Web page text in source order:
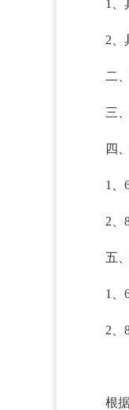
1、
2、
二
三
四
1、
2、
五
1、
2、
根